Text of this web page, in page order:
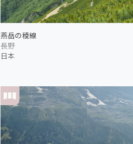
燕岳の稜線
長野
日本